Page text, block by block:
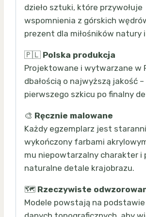
dzieło sztuki, które przywołuje
wspomnienia z górskich
prezent dla miłośników natury
🇵🇱 Polska produkcja
Projektowane i wytwarzane w
dbałością o najwyższą jakość –
pierwszego szkicu po finalny
🎨 Ręcznie malowane
Każdy egzemplarz jest
wykończony farbami
mu niepowtarzalny charakter i
naturalne detale krajobrazu.
🗺️ Rzeczywiste
Modele powstają na podstawie